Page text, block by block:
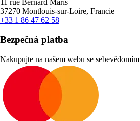
11 rue Bernard Maris
37270 Montlouis-sur-Loire, Francie
+33 1 86 47 62 58
Bezpečná platba
Nakupujte na našem webu se sebevědomím